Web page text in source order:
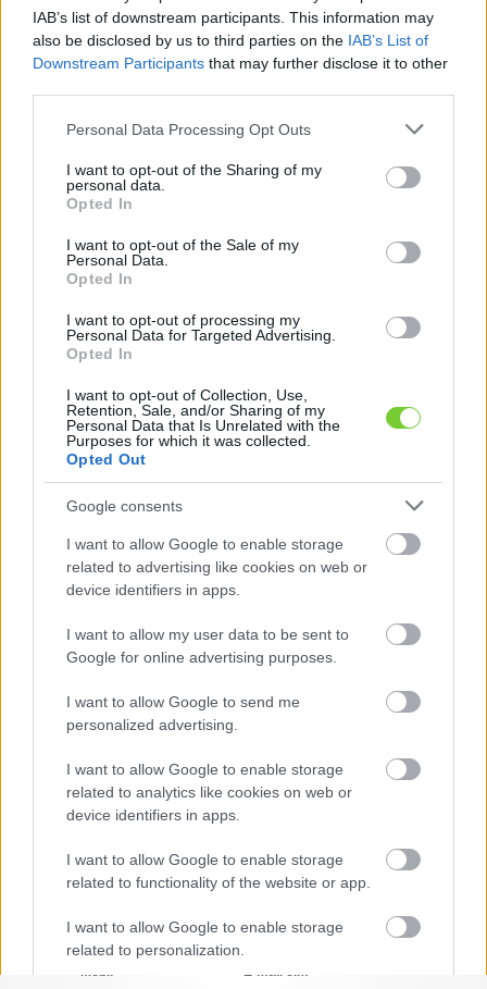
IAB’s list of downstream participants. This information may
also be disclosed by us to third parties on the IAB’s List of
Downstream Participants that may further disclose it to other
Please note that this website/app uses one or more Google
not limited to your visit or usage behaviour. You may click to
grant or deny consent to Google and its third-party tags to
use your data for below specified purposes in below Google
consent section.
Personal Data Processing Opt Outs
I want to opt-out of the Sharing of my
personal data.
Opted In
I want to opt-out of the Sale of my
Personal Data.
Opted In
I want to opt-out of processing my
Personal Data for Targeted Advertising.
Opted In
I want to opt-out of Collection, Use,
Retention, Sale, and/or Sharing of my
Personal Data that Is Unrelated with the
Purposes for which it was collected.
Opted Out
Google consents
I want to allow Google to enable storage
related to advertising like cookies on web or
device identifiers in apps.
I want to allow my user data to be sent to
Google for online advertising purposes.
I want to allow Google to send me
personalized advertising.
I want to allow Google to enable storage
related to analytics like cookies on web or
device identifiers in apps.
I want to allow Google to enable storage
related to functionality of the website or app.
I want to allow Google to enable storage
related to personalization.
Felhasználónév
Jelszó
Elfelejtette jelszavát?
Bejelentkezés
faiskola.hu
Kertészeti, kerti termékek és szolgáltatások térképes
KERTÉSZ ÉS KERTÉSZET REGISZTRÁCIÓ
Vízöntők
Öntözőrendszer
Elküldöm e-mailben |Kinyomtatom |Hibát jelentek
1117 Budapest, Budafoki út 183. Budapest
Mobil
E-mail cím